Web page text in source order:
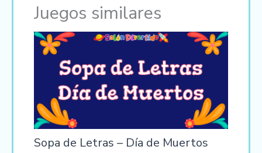
Juegos similares
Sopa de Letras – Día de Muertos